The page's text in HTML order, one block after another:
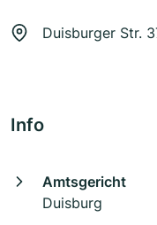
Duisburger Str.
Info
Amtsgericht
Duisburg